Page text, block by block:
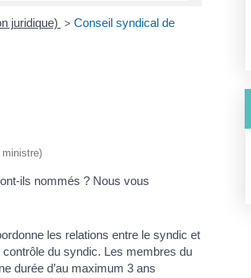
juridique) > Conseil syndical de
ministre)
ils nommés ? Nous vous
les relations entre le syndic et
du syndic. Les membres du
durée d’au maximum 3 ans